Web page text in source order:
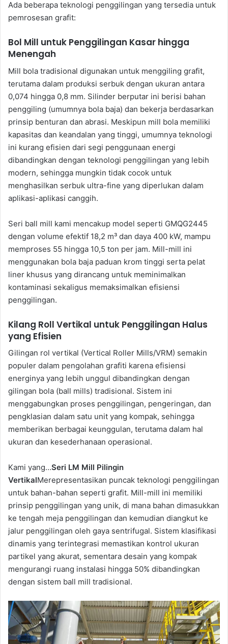
Ada beberapa teknologi penggilingan yang tersedia untuk
pemrosesan grafit:
Bol Mill untuk Penggilingan Kasar hingga
Menengah
Mill bola tradisional digunakan untuk menggiling grafit,
terutama dalam produksi serbuk dengan ukuran antara
0,074 hingga 0,8 mm. Silinder berputar ini berisi bahan
penggiling (umumnya bola baja) dan bekerja berdasarkan
prinsip benturan dan abrasi. Meskipun mill bola memiliki
kapasitas dan keandalan yang tinggi, umumnya teknologi
ini kurang efisien dari segi penggunaan energi
dibandingkan dengan teknologi penggilingan yang lebih
modern, sehingga mungkin tidak cocok untuk
menghasilkan serbuk ultra-fine yang diperlukan dalam
aplikasi-aplikasi canggih.
Seri ball mill kami mencakup model seperti GMQG2445
dengan volume efektif 18,2 m³ dan daya 400 kW, mampu
memproses 55 hingga 10,5 ton per jam. Mill-mill ini
menggunakan bola baja paduan krom tinggi serta pelat
liner khusus yang dirancang untuk meminimalkan
kontaminasi sekaligus memaksimalkan efisiensi
penggilingan.
Kilang Roll Vertikal untuk Penggilingan Halus
yang Efisien
Gilingan rol vertikal (Vertical Roller Mills/VRM) semakin
populer dalam pengolahan grafiti karena efisiensi
energinya yang lebih unggul dibandingkan dengan
gilingan bola (ball mills) tradisional. Sistem ini
menggabungkan proses penggilingan, pengeringan, dan
pengklasian dalam satu unit yang kompak, sehingga
memberikan berbagai keunggulan, terutama dalam hal
ukuran dan kesederhanaan operasional.
Kami yang…Seri LM Mill Pilingin
VertikalMerepresentasikan puncak teknologi penggilingan
untuk bahan-bahan seperti grafit. Mill-mill ini memiliki
prinsip penggilingan yang unik, di mana bahan dimasukkan
ke tengah meja penggilingan dan kemudian diangkut ke
jalur penggilingan oleh gaya sentrifugal. Sistem klasifikasi
dinamis yang terintegrasi memastikan kontrol ukuran
partikel yang akurat, sementara desain yang kompak
mengurangi ruang instalasi hingga 50% dibandingkan
dengan sistem ball mill tradisional.